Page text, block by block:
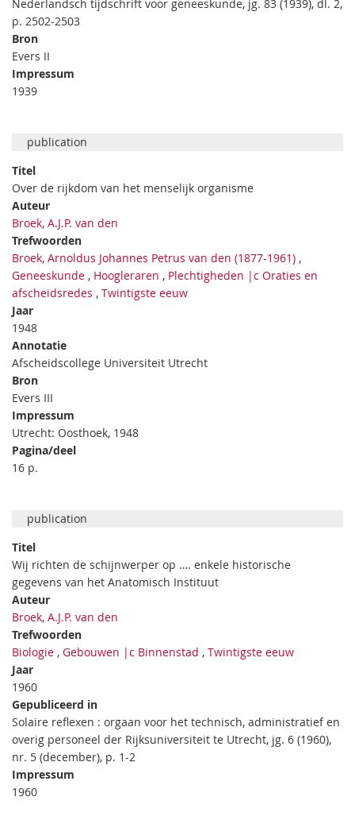
Nederlandsch tijdschrift voor geneeskunde, jg. 83 (1939), dl. 2,
p. 2502-2503
Bron
Evers II
Impressum
1939
publication
Titel
Over de rijkdom van het menselijk organisme
Auteur
Broek, A.J.P. van den
Trefwoorden
Broek, Arnoldus Johannes Petrus van den (1877-1961) ,
Geneeskunde , Hoogleraren , Plechtigheden |c Oraties en
afscheidsredes , Twintigste eeuw
Jaar
1948
Annotatie
Afscheidscollege Universiteit Utrecht
Bron
Evers III
Impressum
Utrecht: Oosthoek, 1948
Pagina/deel
16 p.
publication
Titel
Wij richten de schijnwerper op …. enkele historische
gegevens van het Anatomisch Instituut
Auteur
Broek, A.J.P. van den
Trefwoorden
Biologie , Gebouwen |c Binnenstad , Twintigste eeuw
Jaar
1960
Gepubliceerd in
Solaire reflexen : orgaan voor het technisch, administratief en
overig personeel der Rijksuniversiteit te Utrecht, jg. 6 (1960),
nr. 5 (december), p. 1-2
Impressum
1960